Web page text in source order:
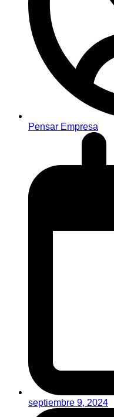
Pensar Empresa
septiembre 9, 2024